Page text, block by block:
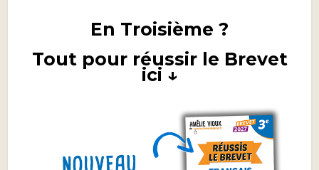
En Troisième ?
Tout pour réussir le Brevet
ici ↓